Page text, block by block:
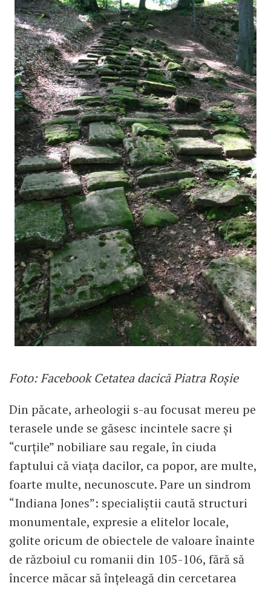
Foto: Facebook Cetatea dacică Piatra Roșie
Din păcate, arheologii s-au focusat mereu pe
terasele unde se găsesc incintele sacre şi
“curţile” nobiliare sau regale, în ciuda
faptului că viaţa dacilor, ca popor, are multe,
foarte multe, necunoscute. Pare un sindrom
“Indiana Jones”: specialiştii caută structuri
monumentale, expresie a elitelor locale,
golite oricum de obiectele de valoare înainte
de războiul cu romanii din 105-106, fără să
încerce măcar să înţeleagă din cercetarea